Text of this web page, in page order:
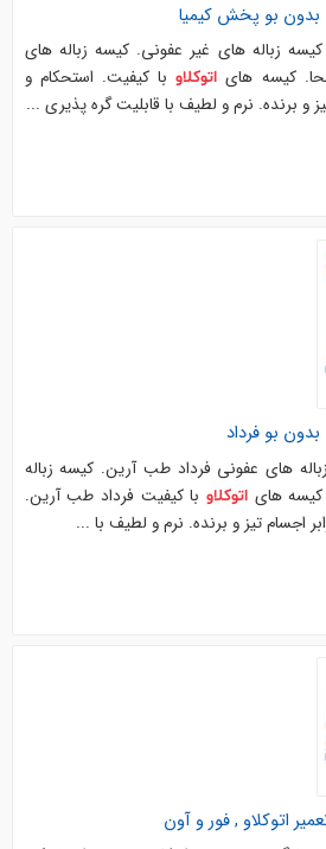
بدون بو پخش کیمیا
زباله های غیر عفونی. کیسه زباله های
کیسه های اتوکلاوبا کیفیت. استحکام و
و برنده. نرم و لطیف با قابلیت گره پذیری ...
بو فرداد
های عفونی فرداد طب آرین. کیسه زباله
کیسه هایاتوکلاو با کیفیت فرداد طب آرین.
اجسام تیز و برنده. نرم و لطیف با ...
اتوکلاو , فور و آون